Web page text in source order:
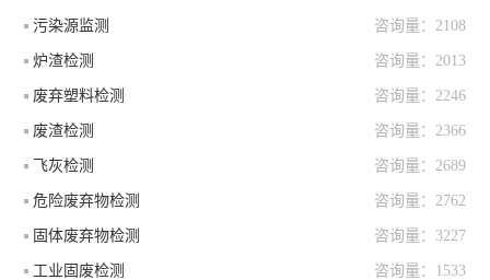
污染源监测 咨询量：2108
炉渣检测 咨询量：2013
废弃塑料检测 咨询量：2246
废渣检测 咨询量：2366
飞灰检测 咨询量：2689
危险废弃物检测 咨询量：2762
固体废弃物检测 咨询量：3227
工业固废检测 咨询量：1533